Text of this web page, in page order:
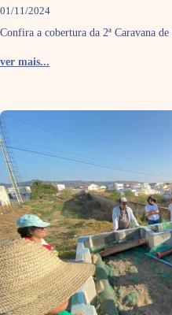
01/11/2024
Confira a cobertura da 2ª Caravana
ver mais...